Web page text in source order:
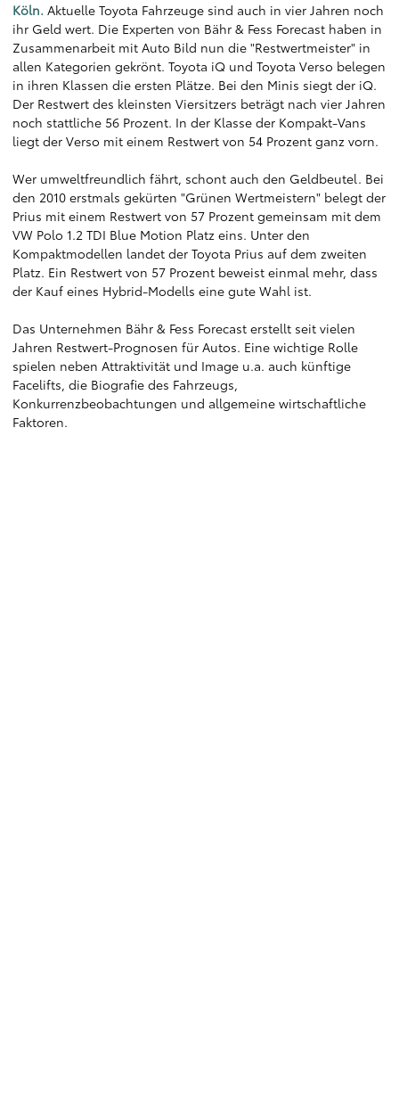
Köln. Aktuelle Toyota Fahrzeuge sind auch in vier Jahren noch
ihr Geld wert. Die Experten von Bähr & Fess Forecast haben in
Zusammenarbeit mit Auto Bild nun die "Restwertmeister" in
allen Kategorien gekrönt. Toyota iQ und Toyota Verso belegen
in ihren Klassen die ersten Plätze. Bei den Minis siegt der iQ.
Der Restwert des kleinsten Viersitzers beträgt nach vier Jahren
noch stattliche 56 Prozent. In der Klasse der Kompakt-Vans
liegt der Verso mit einem Restwert von 54 Prozent ganz vorn.
Wer umweltfreundlich fährt, schont auch den Geldbeutel. Bei
den 2010 erstmals gekürten "Grünen Wertmeistern" belegt der
Prius mit einem Restwert von 57 Prozent gemeinsam mit dem
VW Polo 1.2 TDI Blue Motion Platz eins. Unter den
Kompaktmodellen landet der Toyota Prius auf dem zweiten
Platz. Ein Restwert von 57 Prozent beweist einmal mehr, dass
der Kauf eines Hybrid-Modells eine gute Wahl ist.
Das Unternehmen Bähr & Fess Forecast erstellt seit vielen
Jahren Restwert-Prognosen für Autos. Eine wichtige Rolle
spielen neben Attraktivität und Image u.a. auch künftige
Facelifts, die Biografie des Fahrzeugs,
Konkurrenzbeobachtungen und allgemeine wirtschaftliche
Faktoren.